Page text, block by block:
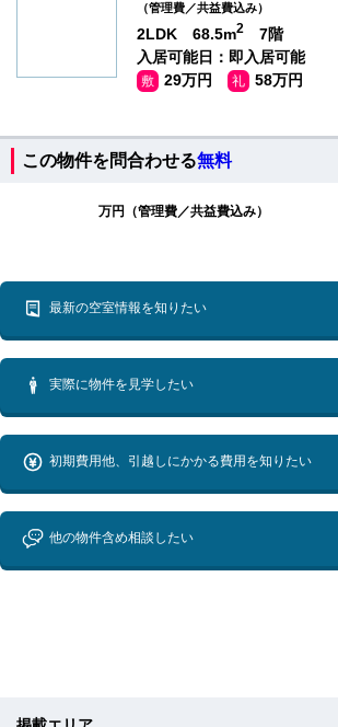
（管理費／共益費込み）
2LDK 68.5m2
7階
入居可能日：即入居可能
敷 29万円 礼 58万円
この物件を問合わせる無料
万円（管理費／共益費込み）
最新の空室情報を知りたい
実際に物件を見学したい
初期費用他、引越しにかかる費用を知りたい
他の物件含め相談したい